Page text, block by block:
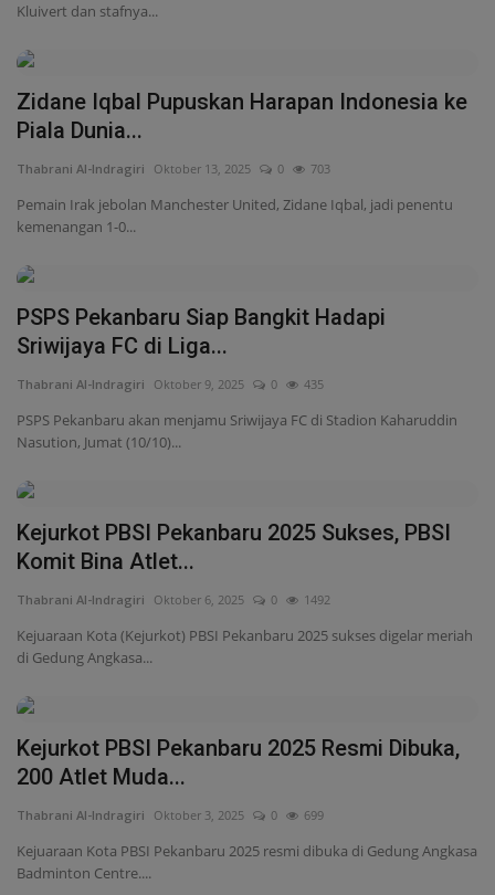
Ekonomi
Mitra
Nasional
Kesehatan
Kluivert dan stafnya...
Zidane Iqbal Pupuskan Harapan Indonesia ke
Piala Dunia...
Thabrani Al-Indragiri Oktober 13, 2025 0 703
Pemain Irak jebolan Manchester United, Zidane Iqbal, jadi penentu
kemenangan 1-0...
PSPS Pekanbaru Siap Bangkit Hadapi
Sriwijaya FC di Liga...
Thabrani Al-Indragiri Oktober 9, 2025 0 435
PSPS Pekanbaru akan menjamu Sriwijaya FC di Stadion Kaharuddin
Nasution, Jumat (10/10)...
Kejurkot PBSI Pekanbaru 2025 Sukses, PBSI
Komit Bina Atlet...
Thabrani Al-Indragiri Oktober 6, 2025 0 1492
Kejuaraan Kota (Kejurkot) PBSI Pekanbaru 2025 sukses digelar meriah
di Gedung Angkasa...
Kejurkot PBSI Pekanbaru 2025 Resmi Dibuka,
200 Atlet Muda...
Thabrani Al-Indragiri Oktober 3, 2025 0 699
Kejuaraan Kota PBSI Pekanbaru 2025 resmi dibuka di Gedung Angkasa
Badminton Centre....